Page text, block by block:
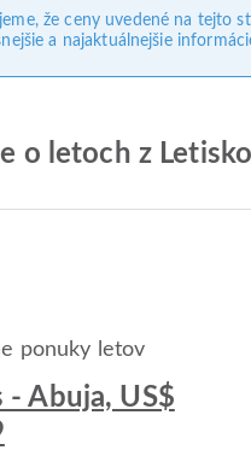
že ceny uvedené na tejto
a najaktuálnejšie
o letoch z
ponuky letov
- Abuja, US$